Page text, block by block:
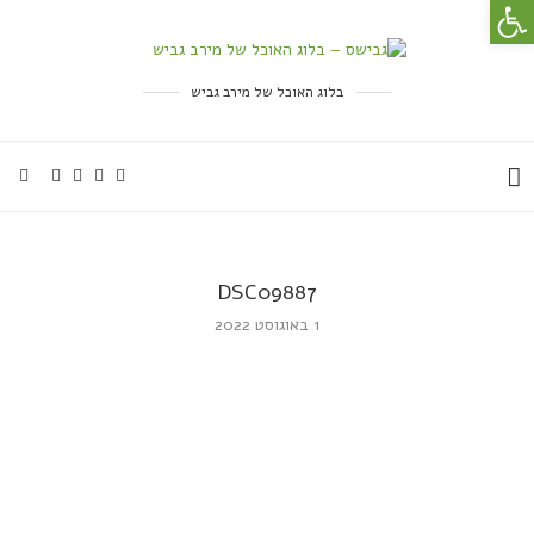
בלוג האוכל של מירב גביש
DSC09887
1 באוגוסט 2022